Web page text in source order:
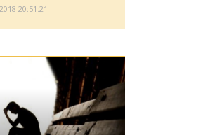
20:51:21